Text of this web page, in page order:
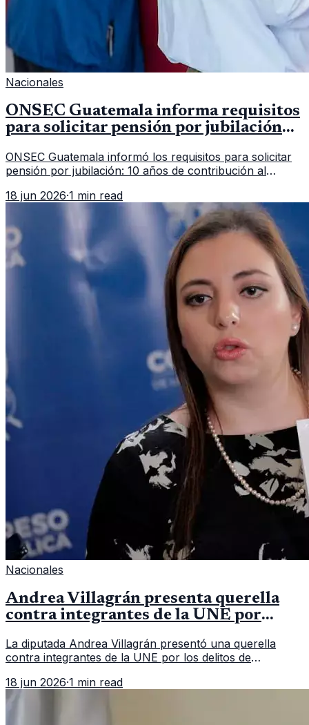
Nacionales
ONSEC Guatemala informa requisitos
para solicitar pensión por jubilación
ONSEC Guatemala informó los requisitos para solicitar
pensión por jubilación: 10 años de contribución al
importar edad.
18 jun 2026·1 min read
Nacionales
Andrea Villagrán presenta querella
contra integrantes de la UNE por
La diputada Andrea Villagrán presentó una querella
contra integrantes de la UNE por los delitos de
18 jun 2026·1 min read